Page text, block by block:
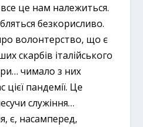
це нам належиться.
безкорисливо.
волонтерство, що є
скарбів італійського
чимало з них
цієї пандемії. Це
служіння…
є, насамперед,